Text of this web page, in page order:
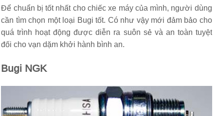
Để chuẩn bị tốt nhất cho chiếc xe máy của mình, người dùng
cần tìm chọn một loại Bugi tốt. Có như vậy mới đảm bảo cho
quá trình hoạt động được diễn ra suôn sẻ và an toàn tuyệt
đối cho vạn dặm khởi hành bình an.
Bugi NGK